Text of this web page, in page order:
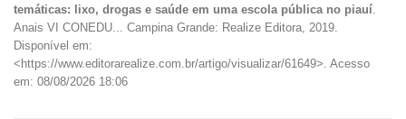
temáticas: lixo, drogas e saúde em uma escola pública no piauí.
Anais VI CONEDU... Campina Grande: Realize Editora, 2019.
Disponível em:
<https://www.editorarealize.com.br/artigo/visualizar/61649>. Acesso
em: 08/08/2026 18:06